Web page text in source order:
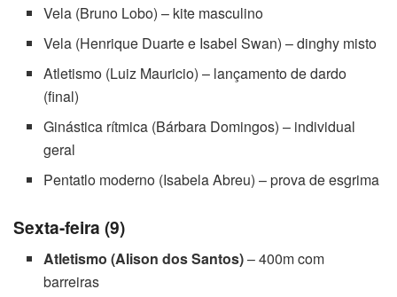
Vela (Bruno Lobo) – kite masculino
Vela (Henrique Duarte e Isabel Swan) – dinghy misto
Atletismo (Luiz Mauricio) – lançamento de dardo
(final)
Ginástica rítmica (Bárbara Domingos) – individual
geral
Pentatlo moderno (Isabela Abreu) – prova de esgrima
Sexta-feira (9)
Atletismo (Alison dos Santos)– 400m com
barreiras